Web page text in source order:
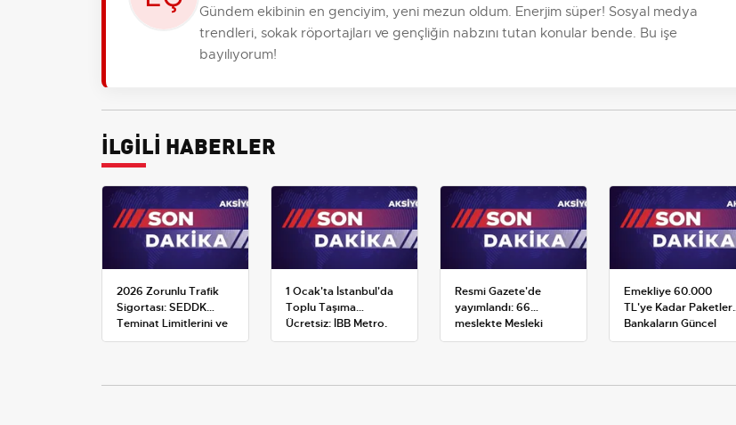
Gündem ekibinin en genciyim, yeni mezun oldum. Enerjim süper! Sosyal medya
trendleri, sokak röportajları ve gençliğin nabzını tutan konular bende. Bu işe
bayılıyorum!
İLGİLİ HABERLER
2026 Zorunlu Trafik
Sigortası: SEDDK
Teminat Limitlerini ve
Çoklu Araç Tarifesini
1 Ocak'ta İstanbul'da
Toplu Taşıma
Ücretsiz: İBB Metro,
Metrobüs ve Otobüs
Resmi Gazete'de
yayımlandı: 66
meslekte Mesleki
Yeterlilik Belgesi
Emekliye 60.000
TL'ye Kadar Paketler:
Bankaların Güncel
Promosyon ve Ek